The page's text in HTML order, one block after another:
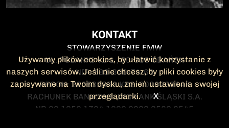
KONTAKT
STOWARZYSZENIE FMW
UL. POLANKI 41-1 , 80-308 GDAŃSK
NIP: 583-300-74-60
REGON: 220532063 KRS: 0000295148
RACHUNEK BANKOWY: ING BANK ŚLĄSKI S.A.
NR 90 1050 1764 1000 0023 2582 8545
Używamy plików cookies, by ułatwić korzystanie z
naszych serwisów. Jeśli nie chcesz, by pliki cookies były
zapisywane na Twoim dysku, zmień ustawienia swojej
przeglądarki.
X